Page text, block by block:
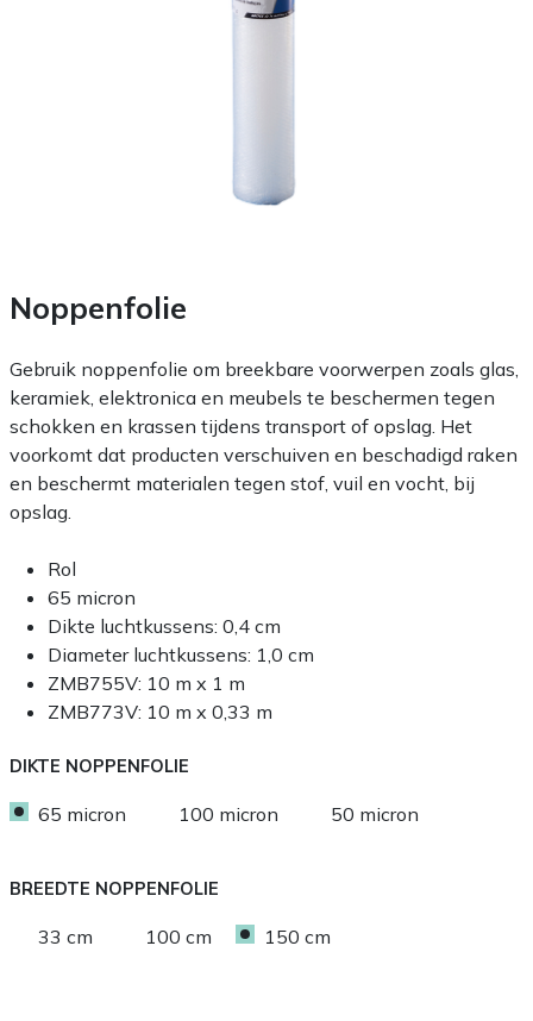
Noppenfolie
Gebruik noppenfolie om breekbare voorwerpen zoals glas,
keramiek, elektronica en meubels te beschermen tegen
schokken en krassen tijdens transport of opslag. Het
voorkomt dat producten verschuiven en beschadigd raken
en beschermt materialen tegen stof, vuil en vocht, bij
opslag.
Rol
65 micron
Dikte luchtkussens: 0,4 cm
Diameter luchtkussens: 1,0 cm
ZMB755V: 10 m x 1 m
ZMB773V: 10 m x 0,33 m
DIKTE NOPPENFOLIE
65 micron 100 micron 50 micron
BREEDTE NOPPENFOLIE
33 cm 100 cm 150 cm